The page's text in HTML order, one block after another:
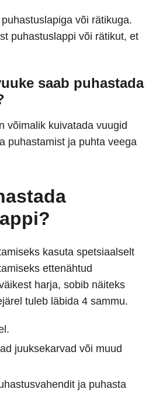
või rätikuga.
puhastuslappi või rätikut, et
saab puhastada
võimalik kuivatada vuugid
puhastamist ja puhta veega
kasuta spetsiaalselt
ettenähtud
harja, sobib näiteks
tuleb läbida 4 sammu.
juuksekarvad või muud
ja puhasta